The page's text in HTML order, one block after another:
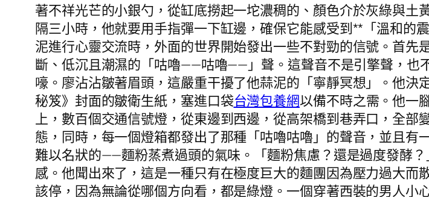
著不祥光芒的小銀勺，從缸底撈起一坨濃稠的、顏色介於灰綠與土
隔三小時，他就要用手指彈一下缸邊，確保它能感受到**「溫和的
泥進行心靈交流時，外面的世界開始發出一些不對勁的信號。首先
斷、低沉且潮濕的「咕嚕——咕嚕——」聲。這聲音不是引擎聲，也
嚎。廖沾沾皺著眉頭，這嚴重干擾了他蒜泥的「寧靜冥想」。他
秘笈》封面的皺衛生紙，塞進口袋台灣包養網以備不時之需。他一
上，數百個交通信號燈，從東邊到西邊，從高架橋到巷弄口，全
態，同時，每一個燈箱都發出了那種「咕嚕咕嚕」的聲音，並且
難以名狀的——麵粉蒸煮過頭的氣味。「麵粉焦慮？還是過度發酵
感。他聞出來了，這是一種只有在極度巨大的麵團因為壓力過大
該停，因為無論從哪個方向看，都是綠燈。一個穿著西裝的男人小